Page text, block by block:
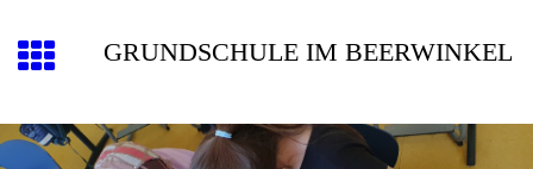
GRUNDSCHULE IM BEERWINKEL